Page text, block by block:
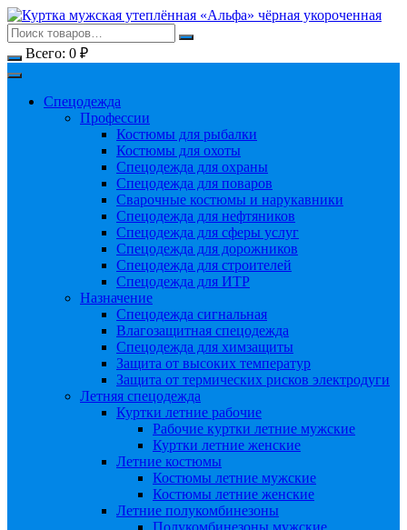
Перейти
к
содержимому
Всего: 0 ₽
Спецодежда
Профессии
Костюмы для рыбалки
Костюмы для охоты
Спецодежда для охраны
Спецодежда для поваров
Сварочные костюмы и нарукавники
Спецодежда для нефтяников
Спецодежда для сферы услуг
Спецодежда для дорожников
Спецодежда для строителей
Спецодежда для ИТР
Назначение
Спецодежда сигнальная
Влагозащитная спецодежда
Спецодежда для химзащиты
Защита от высоких температур
Защита от термических рисков электродуги
Летняя спецодежда
Куртки летние рабочие
Рабочие куртки летние мужские
Куртки летние женские
Летние костюмы
Костюмы летние мужские
Костюмы летние женские
Летние полукомбинезоны
Полукомбинезоны мужские